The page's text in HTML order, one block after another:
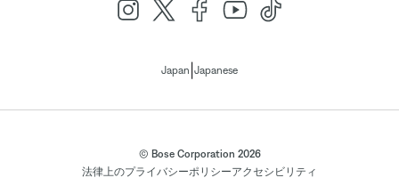
Japan Japanese
© Bose Corporation 2026
法律上のプライバシーポリシーアクセシビリティ